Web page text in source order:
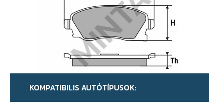
KOMPATIBILIS AUTÓTÍPUSOK: